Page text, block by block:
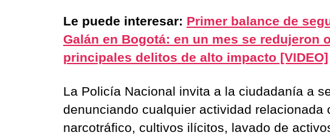
Le puede interesar: Primer balance de
Galán en Bogotá: en un mes se redujeron
principales delitos de alto impacto [VIDEO]
La Policía Nacional invita a la ciudadanía a
denunciando cualquier actividad relacionada
narcotráfico, cultivos ilícitos, lavado de